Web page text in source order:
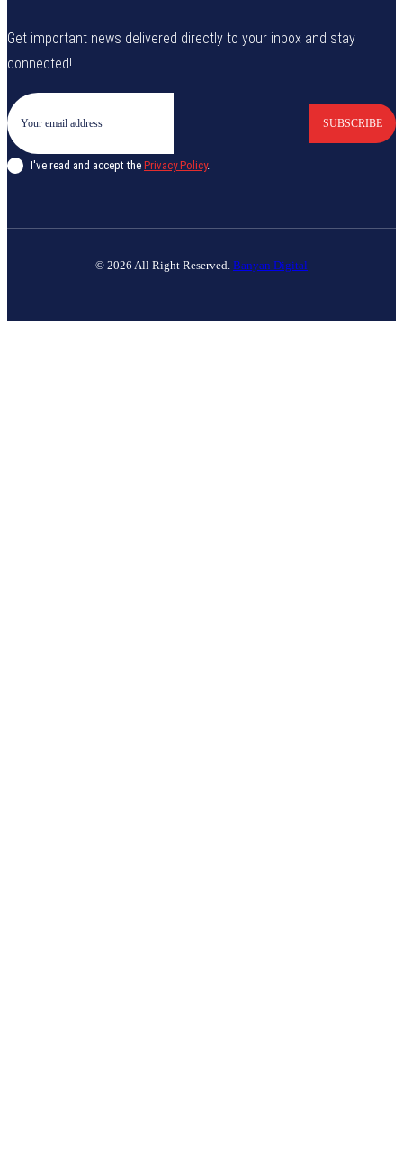
Get important news delivered directly to your inbox and stay
connected!
SUBSCRIBE
I've read and accept the Privacy Policy.
© 2026 All Right Reserved. Banyan Digital